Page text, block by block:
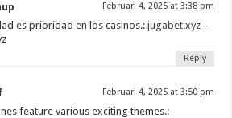
Februari 4, 2025 at 3:38 pm
es prioridad en los casinos.:jugabet.xyz –
Reply
Februari 4, 2025 at 3:50 pm
feature various exciting themes.: